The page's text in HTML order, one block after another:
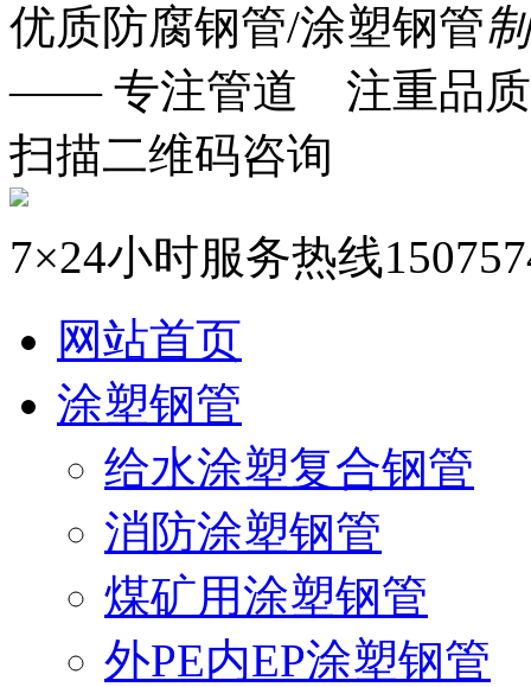
优质防腐钢管/涂塑钢管
—— 专注管道 注重品
扫描二维码咨询
7×24小时服务热线
网站首页
涂塑钢管
给水涂塑复合钢管
消防涂塑钢管
煤矿用涂塑钢管
外PE内EP涂塑钢管